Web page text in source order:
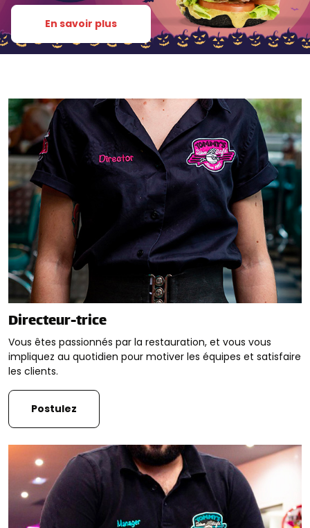
En savoir plus
Directeur-trice
Vous êtes passionnés par la restauration, et vous vous
impliquez au quotidien pour motiver les équipes et satisfaire
les clients.
Postulez